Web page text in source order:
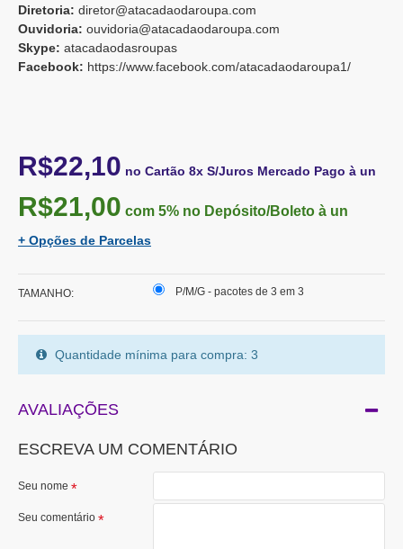
Diretoria: diretor@atacadaodaroupa.com
Ouvidoria: ouvidoria@atacadaodaroupa.com
Skype: atacadaodasroupas
Facebook: https://www.facebook.com/atacadaodaroupa1/
R$22,10 no Cartão 8x S/Juros Mercado Pago à un
R$21,00 com 5% no Depósito/Boleto à un
+ Opções de Parcelas
TAMANHO: P/M/G - pacotes de 3 em 3
Quantidade mínima para compra: 3
AVALIAÇÕES
ESCREVA UM COMENTÁRIO
Seu nome
Seu comentário